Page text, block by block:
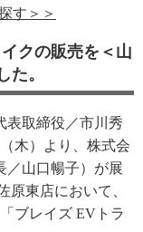
す＞＞
クの販売を＜山
た。
表取締役／市川秀
木）より、株式会
／山口暢子）が展
原東店において、
ブレイズ EVトラ